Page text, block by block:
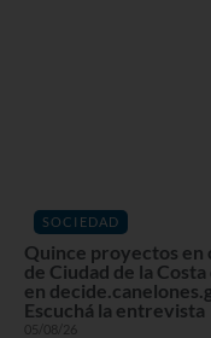
SOCIEDAD
Quince proyectos en
de Ciudad de la
en
Escuchá la entrevista
05/08/26